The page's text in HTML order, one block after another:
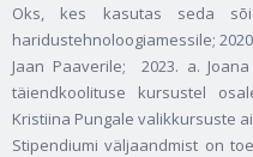
Oks, kes kasutas seda
haridustehnoloogiamessile;
Jaan Paaverile; 2023. a.
täiendkoolituse kursustel
Kristiina Pungale valikkursuste
Stipendiumi väljaandmist on